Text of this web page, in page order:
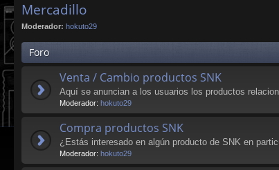
Mercadillo
Moderador: hokuto29
Foro
Venta / Cambio productos SNK
Aquí se anuncian a los usuarios los productos
Moderador: hokuto29
Compra productos SNK
¿Estás interesado en algún producto de SNK en
Moderador: hokuto29